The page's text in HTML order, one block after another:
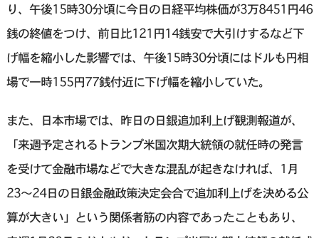
り、午後15時30分頃に今日の日経平均株価が3万8451円46
銭の終値をつけ、前日比121円14銭安で大引けするなど下
げ幅を縮小した影響では、午後15時30分頃にはドルも円相
場で一時155円77銭付近に下げ幅を縮小していた。
また、日本市場では、昨日の日銀追加利上げ観測報道が、
「来週予定されるトランプ米国次期大統領の就任時の発言
を受けて金融市場などで大きな混乱が起きなければ、1月
23〜24日の日銀金融政策決定会合で追加利上げを決める公
算が大きい」という関係者筋の内容であったこともあり、